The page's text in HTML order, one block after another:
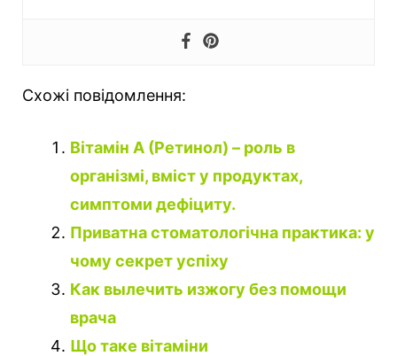
Схожі повідомлення:
Вітамін А (Ретинол) – роль в
організмі, вміст у продуктах,
симптоми дефіциту.
Приватна стоматологічна практика: у
чому секрет успіху
Как вылечить изжогу без помощи
врача
Що таке вітаміни